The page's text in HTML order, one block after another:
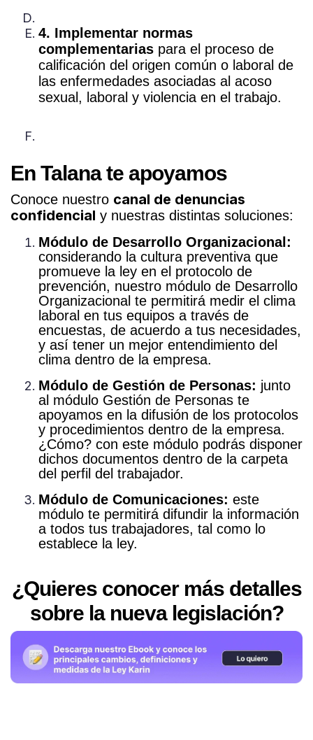
4. Implementar normas
complementarias para el proceso de
calificación del origen común o laboral de
las enfermedades asociadas al acoso
sexual, laboral y violencia en el trabajo.
En Talana te apoyamos
Conoce nuestro canal de denuncias
confidencial y nuestras distintas soluciones:
Módulo de Desarrollo Organizacional:
considerando la cultura preventiva que
promueve la ley en el protocolo de
prevención, nuestro módulo de Desarrollo
Organizacional te permitirá medir el clima
laboral en tus equipos a través de
encuestas, de acuerdo a tus necesidades,
y así tener un mejor entendimiento del
clima dentro de la empresa.
Módulo de Gestión de Personas: junto
al módulo Gestión de Personas te
apoyamos en la difusión de los protocolos
y procedimientos dentro de la empresa.
¿Cómo? con este módulo podrás disponer
dichos documentos dentro de la carpeta
del perfil del trabajador.
Módulo de Comunicaciones: este
módulo te permitirá difundir la información
a todos tus trabajadores, tal como lo
establece la ley.
¿Quieres conocer más detalles
sobre la nueva legislación?